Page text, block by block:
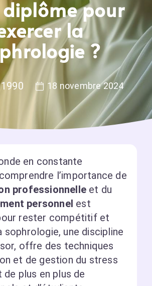
pour
la
?
1990 18 novembre 2024
en constante
l’importance de
professionnelle et du
personnel est
rester compétitif et
sophrologie, une discipline
offre des techniques
et de gestion du stress
plus en plus de